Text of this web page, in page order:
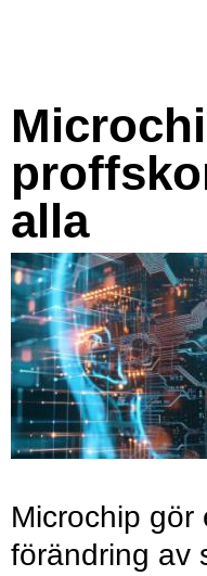
alla
Microchip gör
förändring av